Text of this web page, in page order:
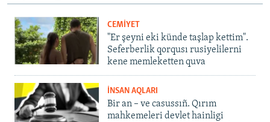
CEMİYET
"Er şeyni eki künde taşlap kettim".
Seferberlik qorqusı rusiyelilerni
kene memleketten quva
İNSAN AQLARI
Bir an – ve casussıñ. Qırım
mahkemeleri devlet hainligi